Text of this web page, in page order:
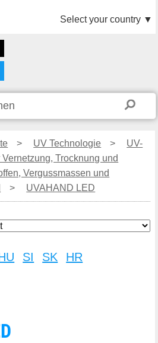
Select your country ▼
> UV Technologie >
UV-
Trocknung und
Vergussmassen und
> UVAHAND LED
SI SK HR